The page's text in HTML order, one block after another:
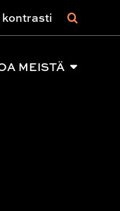
MEISTÄ
kontrasti